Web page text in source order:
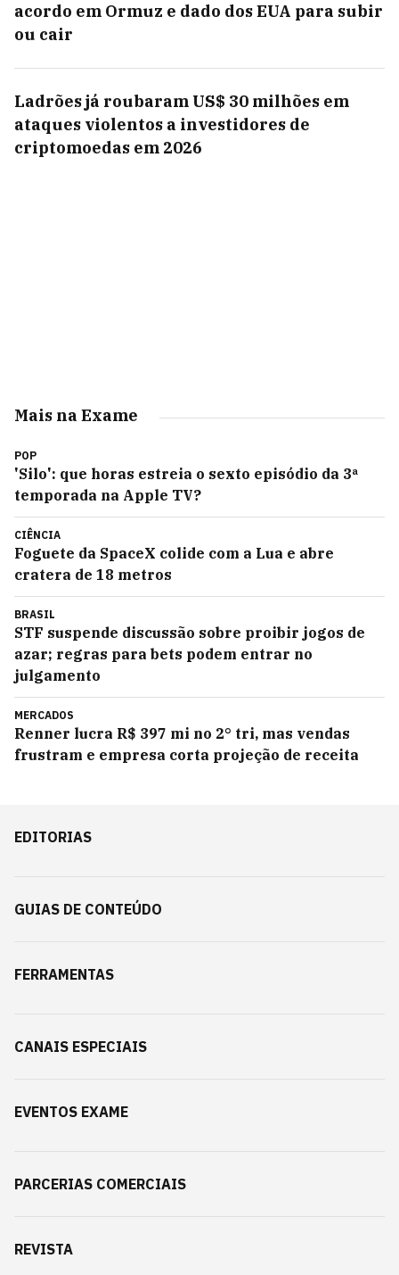
acordo em Ormuz e dado dos EUA para subir
ou cair
Ladrões já roubaram US$ 30 milhões em
ataques violentos a investidores de
criptomoedas em 2026
Mais na Exame
POP
'Silo': que horas estreia o sexto episódio da 3ª
temporada na Apple TV?
CIÊNCIA
Foguete da SpaceX colide com a Lua e abre
cratera de 18 metros
BRASIL
STF suspende discussão sobre proibir jogos de
azar; regras para bets podem entrar no
julgamento
MERCADOS
Renner lucra R$ 397 mi no 2° tri, mas vendas
frustram e empresa corta projeção de receita
EDITORIAS
GUIAS DE CONTEÚDO
FERRAMENTAS
CANAIS ESPECIAIS
EVENTOS EXAME
PARCERIAS COMERCIAIS
REVISTA